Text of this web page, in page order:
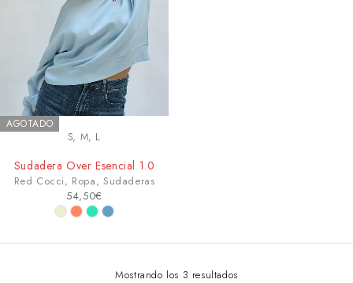
AGOTADO
S, M, L
Sudadera Over Esencial 1.0
Red Cocci, Ropa, Sudaderas
54,50€
Mostrando los 3 resultados